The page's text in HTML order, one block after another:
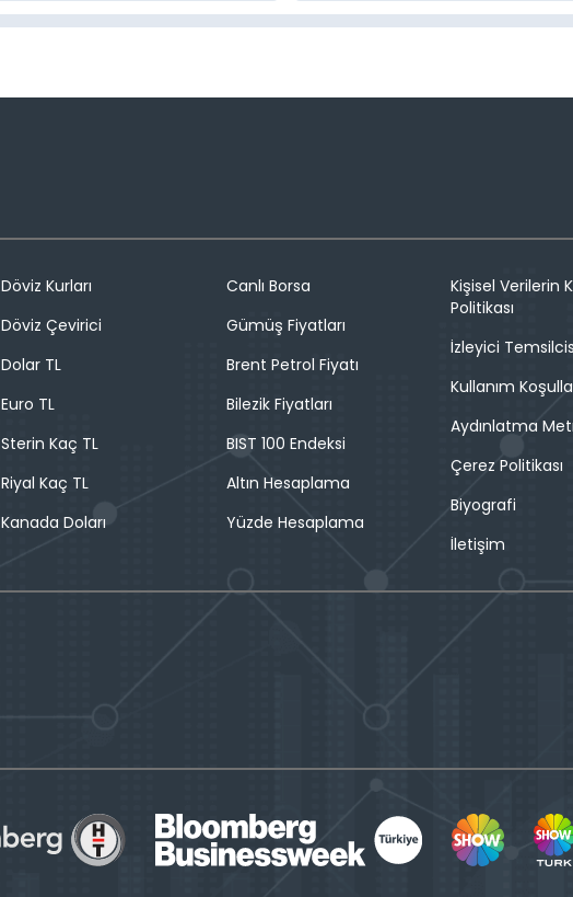
Döviz Kurları
Döviz Çevirici
Dolar TL
Euro TL
Sterin Kaç TL
Riyal Kaç TL
Kanada Doları
Canlı Borsa
Gümüş Fiyatları
Brent Petrol Fiyatı
Bilezik Fiyatları
BIST 100 Endeksi
Altın Hesaplama
Yüzde Hesaplama
Kişisel Verilerin
Politikası
İzleyici
Kullanım
Aydınlatma
Çerez Politikası
Biyografi
İletişim